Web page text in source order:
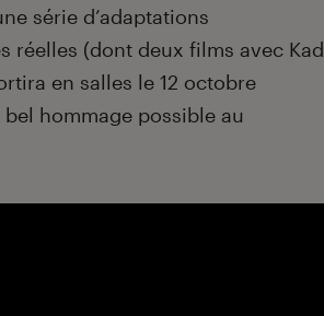
série d’adaptations
réelles (dont deux films avec Kad
en salles le 12 octobre
hommage possible au